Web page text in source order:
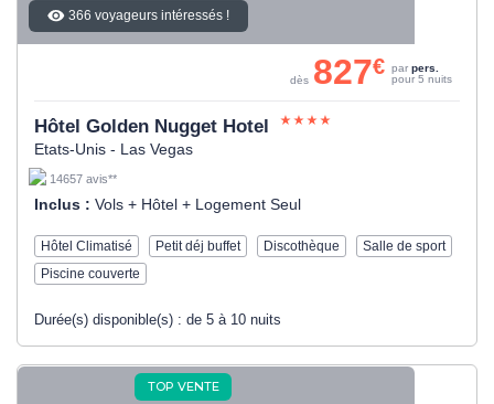
366 voyageurs intéressés !
Hôtel Golden Nugget Hotel
Etats-Unis - Las Vegas
14657 avis**
Inclus : Vols + Hôtel + Logement Seul
Hôtel Climatisé Petit déj buffet Discothèque
Salle de sport
Piscine couverte
Durée(s) disponible(s) : de 5 à 10 nuits
dès 827€ par pers.
pour 5 nuits
TOP VENTE